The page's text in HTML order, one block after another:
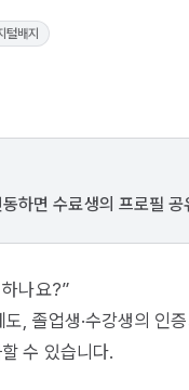
털배지
하면 수료생의 프로필
나요?”
, 졸업생·수강생의 인
수 있습니다.